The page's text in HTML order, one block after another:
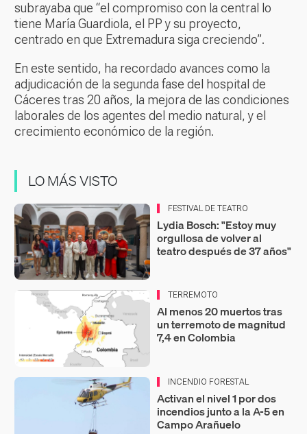
subrayaba que “el compromiso con la central lo
tiene María Guardiola, el PP y su proyecto,
centrado en que Extremadura siga creciendo”.
En este sentido, ha recordado avances como la
adjudicación de la segunda fase del hospital de
Cáceres tras 20 años, la mejora de las condiciones
laborales de los agentes del medio natural, y el
crecimiento económico de la región.
LO MÁS VISTO
FESTIVAL DE TEATRO
Lydia Bosch: "Estoy muy
orgullosa de volver al
teatro después de 37 años"
TERREMOTO
Al menos 20 muertos tras
un terremoto de magnitud
7,4 en Colombia
INCENDIO FORESTAL
Activan el nivel 1 por dos
incendios junto a la A-5 en
Campo Arañuelo